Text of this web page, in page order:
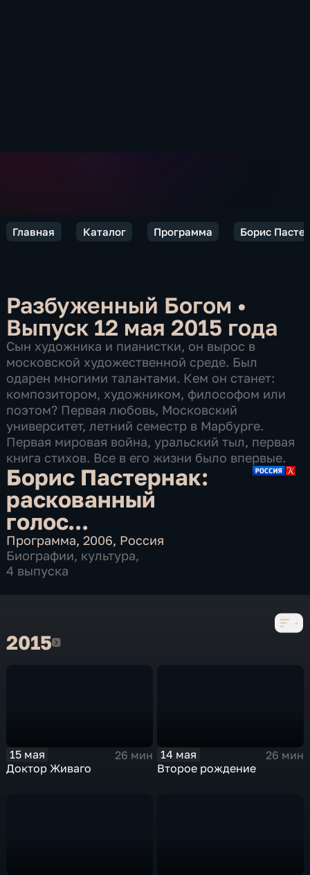
Главная Каталог Программа Борис
Разбуженный Богом •
Выпуск 12 мая 2015 года
Сын художника и пианистки, он вырос в
московской художественной среде. Был
одарен многими талантами. Кем он станет:
композитором, художником, философом или
поэтом? Первая любовь, Московский
университет, летний семестр в Марбурге.
Первая мировая война, уральский тыл, первая
книга стихов. Все в его жизни было впервые.
Борис Пастернак:
раскованный
голос...
Программа,2006, Россия
Биографии, культура,
4 выпуска
20152015
15 мая
26 мин
Доктор Живаго
14 мая
26 мин
Второе рождение